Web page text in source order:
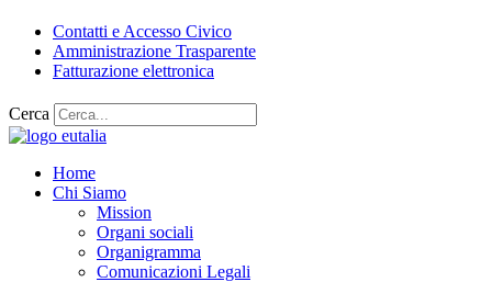
Contatti e Accesso Civico
Amministrazione Trasparente
Fatturazione elettronica
Cerca
Home
Chi Siamo
Mission
Organi sociali
Organigramma
Comunicazioni Legali